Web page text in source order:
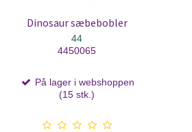
Dinosaur sæbebobler
44
4450065
På lager i webshoppen
(15 stk.)